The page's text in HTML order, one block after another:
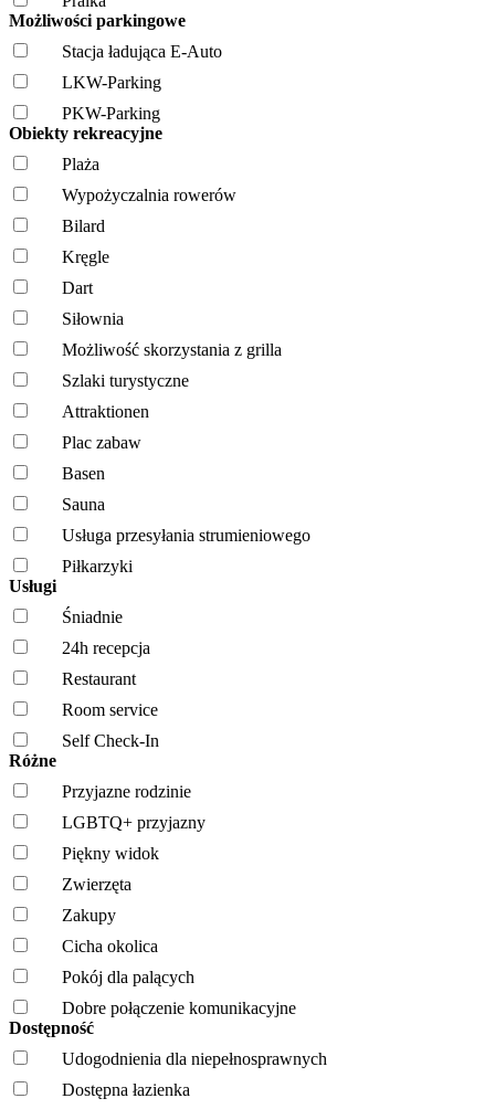
Możliwości parkingowe
Stacja ładująca E-Auto
LKW-Parking
PKW-Parking
Obiekty rekreacyjne
Plaża
Wypożyczalnia rowerów
Bilard
Kręgle
Dart
Siłownia
Możliwość skorzystania z grilla
Szlaki turystyczne
Attraktionen
Plac zabaw
Basen
Sauna
Usługa przesyłania strumieniowego
Piłkarzyki
Usługi
Śniadnie
24h recepcja
Restaurant
Room service
Self Check-In
Różne
Przyjazne rodzinie
LGBTQ+ przyjazny
Piękny widok
Zwierzęta
Zakupy
Cicha okolica
Pokój dla palących
Dobre połączenie komunikacyjne
Dostępność
Udogodnienia dla niepełnosprawnych
Dostępna łazienka